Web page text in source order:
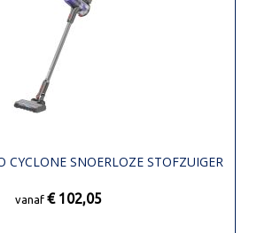
CYCLONE SNOERLOZE STOFZUIGER
vanaf € 102,05